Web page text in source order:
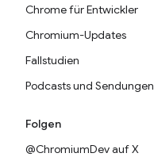
Chrome für Entwickler
Chromium-Updates
Fallstudien
Podcasts und Sendungen
Folgen
@ChromiumDev auf X